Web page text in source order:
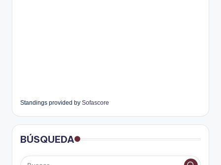
Standings provided by Sofascore
BÚSQUEDA